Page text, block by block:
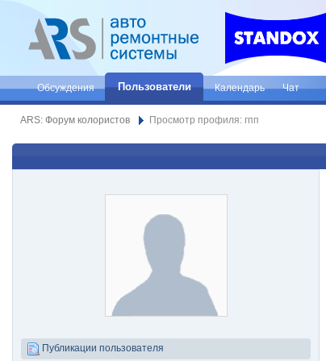
Обсуждения Пользователи Календарь Чат
ARS: Форум колористов Просмотр профиля: гпп
Публикации пользователя